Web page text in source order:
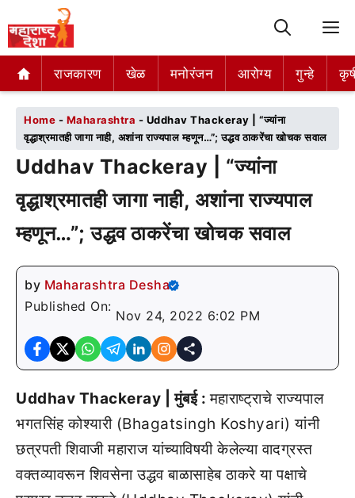
राजकारण खेळ मनोरंजन आरोग्य गुन्हे
राजकारण खेळ मनोरंजन आरोग्य गुन्हे
Home - Maharashtra - Uddhav Thackeray | “ज्यांना
वृद्धाश्रमातही जागा नाही, अशांना राज्यपाल म्हणून…”; उद्धव ठाकरेंचा खोचक सवाल
Uddhav Thackeray | “ज्यांना
वृद्धाश्रमातही जागा नाही, अशांना राज्यपाल
म्हणून…”; उद्धव ठाकरेंचा खोचक सवाल
by Maharashtra Desha
Published On:
Nov 24, 2022 6:02 PM
Uddhav Thackeray | मुंबई :महाराष्ट्राचे राज्यपाल
भगतसिंह कोश्यारी (Bhagatsingh Koshyari) यांनी
छत्रपती शिवाजी महाराज यांच्याविषयी केलेल्या वादग्रस्त
वक्तव्यावरून शिवसेना उद्धव बाळासाहेब ठाकरे या पक्षाचे